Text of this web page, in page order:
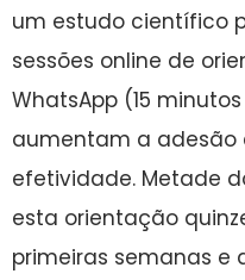
um estudo científico
sessões online de
WhatsApp (15
aumentam a adesão
efetividade. Metade
esta orientação
primeiras semanas e